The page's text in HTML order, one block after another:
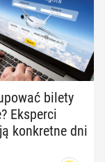
bilety
Eks­per­ci
kon­kret­ne dni